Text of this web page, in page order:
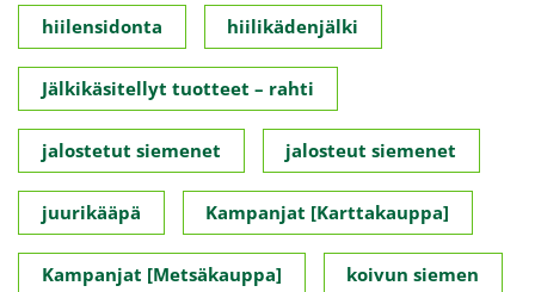
hiilensidonta hiilikädenjälki
Jälkikäsitellyt tuotteet – rahti
jalostetut siemenet jalosteut siemenet
juurikääpä Kampanjat [Karttakauppa]
Kampanjat [Metsäkauppa] koivun siemen